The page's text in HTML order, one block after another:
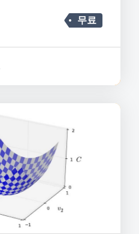
무료